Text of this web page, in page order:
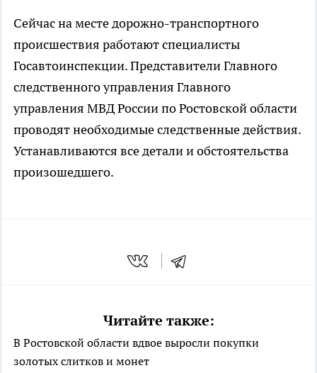
Сейчас на месте дорожно-транспортного
происшествия работают специалисты
Госавтоинспекции. Представители Главного
следственного управления Главного
управления МВД России по Ростовской области
проводят необходимые следственные действия.
Устанавливаются все детали и обстоятельства
произошедшего.
Читайте также:
В Ростовской области вдвое выросли покупки
золотых слитков и монет